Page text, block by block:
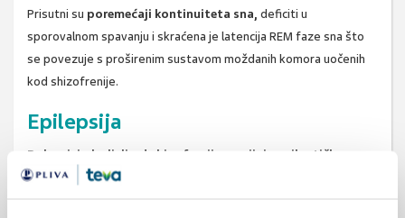
Prisutni su poremećaji kontinuiteta sna, deficiti u
sporovalnom spavanju i skraćena je latencija REM faze sna što
se povezuje s proširenim sustavom moždanih komora uočenih
kod shizofrenije.
Epilepsija
Bolesnici oboljeli od shizofrenije razvijaju epileptičke
napade 11 puta češće nego što je to u općoj populaciji.